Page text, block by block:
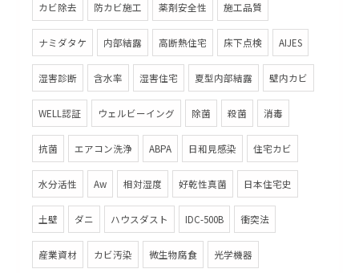
カビ除去 防カビ施工 薬剤安全性 施工品質
ナミダタケ 内部結露 高断熱住宅 床下点検 AIJES
湿害診断 含水率 湿害住宅 夏型内部結露 壁内カビ
WELL認証 ウェルビーイング 除菌 殺菌 消毒
抗菌 エアコン洗浄 ABPA 日和見感染 住宅カビ
水分活性 Aw 相対湿度 好乾性真菌 日本住宅史
土壁 ダニ ハウスダスト IDC-500B 衝突法
産業資材 カビ汚染 微生物腐食 光学機器